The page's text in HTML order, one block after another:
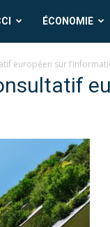
ÉCONOMIE
européen sur